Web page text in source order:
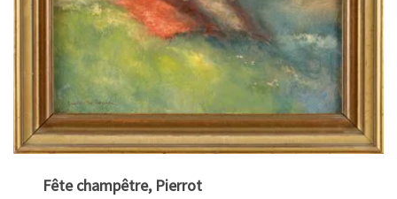
Fête champêtre, Pierrot